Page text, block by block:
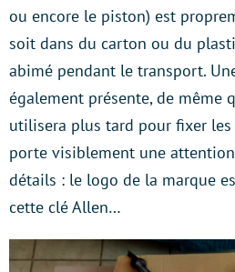
ou encore le piston) est
soit dans du carton ou du
abimé pendant le transport.
également présente, de même
utilisera plus tard pour fixer les
porte visiblement une
détails : le logo de la marque
cette clé Allen…